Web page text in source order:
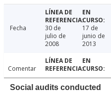
Fecha
30 de
julio de
2008
17 de
junio de
2013
Comentar
Social audits conducted